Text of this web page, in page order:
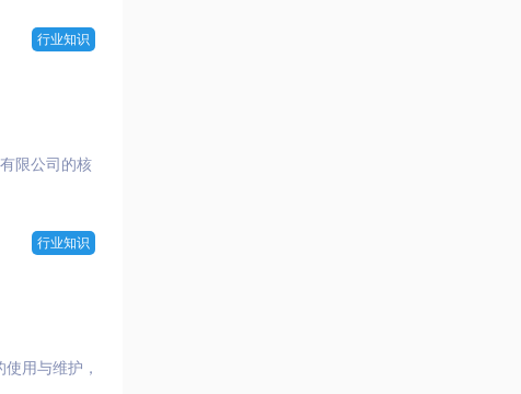
行业知识
限公司的核
行业知识
用与维护，